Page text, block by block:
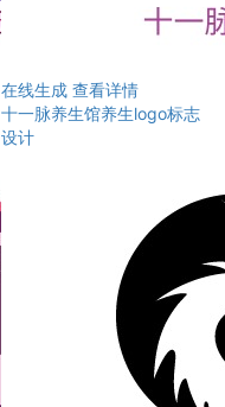
在线生成 查看详情
十一脉养生馆养生logo标志
设计